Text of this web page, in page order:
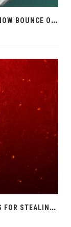
F
TX PRICE FORECAST: FTT PRICE COULD NOW BOUNCE OFF BULLISH
C
ELSIUS SUES FORMER MANAGER STONES FOR STEALING MILLIONS